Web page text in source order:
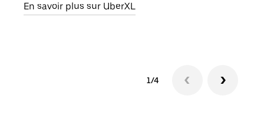
En savoir plus sur UberXL
1/4